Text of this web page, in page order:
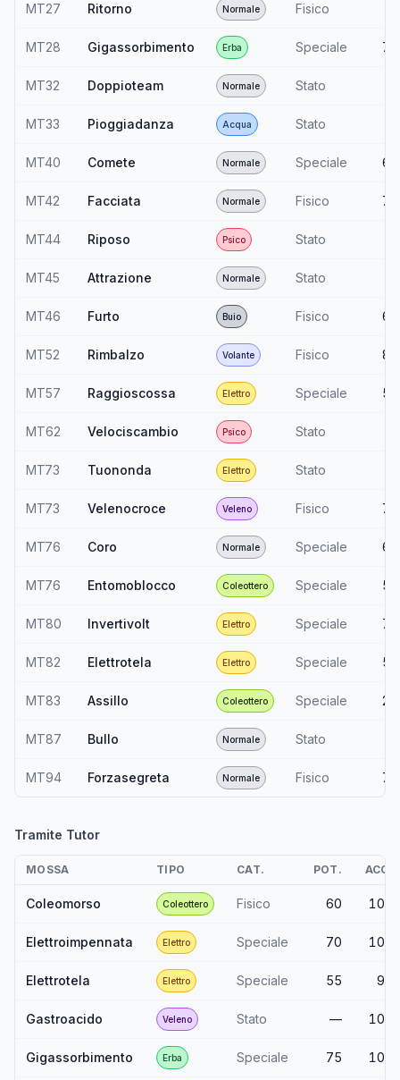
MT27 Ritorno Normale Fisico
MT28 Gigassorbimento Erba Speciale 75
MT32 Doppioteam Normale Stato
MT33 Pioggiadanza Acqua Stato
MT40 Comete Normale Speciale 60
MT42 Facciata Normale Fisico 70
MT44 Riposo Psico Stato
MT45 Attrazione Normale Stato
MT46 Furto Buio Fisico 60
MT52 Rimbalzo Volante Fisico 85
MT57 Raggioscossa Elettro Speciale 50
MT62 Velociscambio Psico Stato
MT73 Tuononda Elettro Stato
MT73 Velenocroce Veleno Fisico 70
MT76 Coro Normale Speciale 60
MT76 Entomoblocco Coleottero Speciale 50
MT80 Invertivolt Elettro Speciale 70
MT82 Elettrotela Elettro Speciale 55
MT83 Assillo Coleottero Speciale 20
MT87 Bullo Normale Stato
MT94 Forzasegreta Normale Fisico 70
Tramite Tutor
MOSSA TIPO CAT. POT. ACC.
Coleomorso Coleottero Fisico 60 100
Elettroimpennata Elettro Speciale 70 100
Elettrotela Elettro Speciale 55 95
Gastroacido Veleno Stato — 100
Gigassorbimento Erba Speciale 75 100